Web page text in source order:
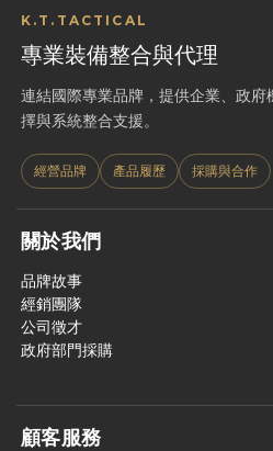
K.T.TACTICAL
專業裝備整合與代理
連結國際專業品牌，提供企業、政
擇與系統整合支援。
經營品牌 產品履歷 採購與合作
關於我們
品牌故事
經銷團隊
公司徵才
政府部門採購
顧客服務